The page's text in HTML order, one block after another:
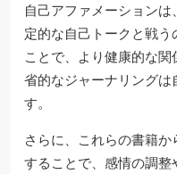
自己アファメーション
定的な自己トークと戦
ことで、より健康的な
省的なジャーナリング
す。
さらに、これらの書籍
することで、感情の調